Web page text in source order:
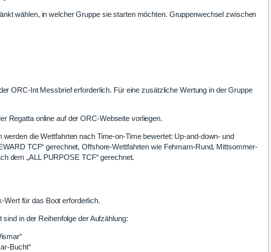
wählen, in welcher Gruppe sie starten möchten. Gruppenwechsel zwischen
ORC-Int Messbrief erforderlich. Für eine zusätzliche Wertung in der Gruppe
Regatta online auf der ORC-Webseite vorliegen.
die Wettfahrten nach Time-on-Time bewertet: Up-and-down- und
TCF“ gerechnet, Offshore-Wettfahrten wie Fehmarn-Rund, Mittsommer-
dem „ALL PURPOSE TCF“ gerechnet.
Wert für das Boot erforderlich.
in der Reihenfolge der Aufzählung:
Bucht“